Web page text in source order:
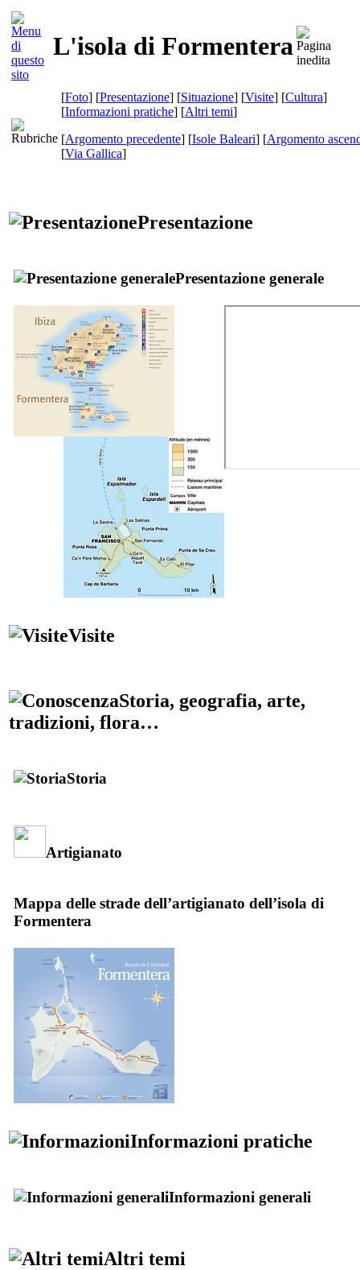
L'isola di Formentera
[Foto] [Presentazione] [Situazione] [Visite] [Cultura]
[Informazioni pratiche] [Altri temi]
[Argomento precedente] [Isole Baleari] [Argomento
[Via Gallica]
Presentazione
Presentazione generale
Visite
Storia, geografia, arte,
tradizioni, flora…
Storia
Artigianato
Mappa delle strade dell’artigianato dell’isola di
Formentera
Informazioni pratiche
Informazioni generali
Altri temi